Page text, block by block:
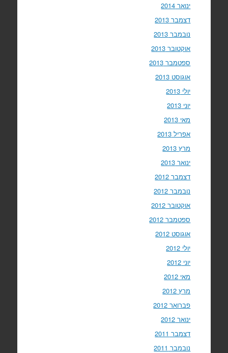
ינואר 2014
דצמבר 2013
נובמבר 2013
אוקטובר 2013
ספטמבר 2013
אוגוסט 2013
יולי 2013
יוני 2013
מאי 2013
אפריל 2013
מרץ 2013
ינואר 2013
דצמבר 2012
נובמבר 2012
אוקטובר 2012
ספטמבר 2012
אוגוסט 2012
יולי 2012
יוני 2012
מאי 2012
מרץ 2012
פברואר 2012
ינואר 2012
דצמבר 2011
נובמבר 2011